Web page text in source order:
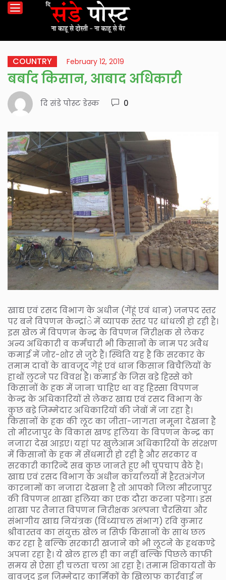
COUNTRY February 12, 2019
बर्बाद किसान, आबाद अधिकारी
दि संडे पोस्ट डेस्क 0
खाद्य एवं रसद विभाग के अधीन (गेंहूं एवं धान) जनपद स्तर
पर बने विपणन केन्द्रांे में व्यापक स्तर पर धांधली हो रही है।
इस खेल में विपणन केन्द्र के विपणन निरीक्षक से लेकर
अन्य अधिकारी व कर्मचारी भी किसानों के नाम पर अवैध
कमाई में जोर-शोर से जुटे हैं। स्थिति यह है कि सरकार के
तमाम दावों के बावजूद गेहूं एवं धान किसान बिचैलियों के
हाथों लुटने पर विवश है। कमाई के जिस बडे़ हिस्से को
किसानों के हक में जाना चाहिए था वह हिस्सा विपणन
केन्द्र के अधिकारियों से लेकर खाद्य एवं रसद विभाग के
कुछ बडे़ जिम्मेदार अधिकारियों की जेबों में जा रहा है।
किसानों के हक की लूट का जीता-जागता नमूना देखना है
तो मीरजापुर के विकास खण्ड हलिया के विपणन केन्द्र का
नजारा देख आइए। यहां पर खुलेआम अधिकारियों के संरक्षण
में किसानों के हक में सेंधमारी हो रही है और सरकार व
सरकारी कारिन्दें सब कुछ जानते हुए भी चुपचाप बैठे हैं।
खाद्य एवं रसद विभाग के अधीन कार्यालयों में हैरतअंगेज
कारनामों का नजारा देखना है तो आपको जिला मीरजापुर
की विपणन शाखा हलिया का एक दौरा करना पड़ेगा। इस
शाखा पर तैनात विपणन निरीक्षक अल्पना चैरसिया और
संभागीय खाद्य नियंत्रक (विंध्याचल संभाग) रवि कुमार
श्रीवास्तव का संयुक्त खेल न सिर्फ किसानों के साथ छल
कर रहा है बल्कि सरकारी खजाने को भी लूटने के हथकण्डे
अपना रहा है। ये खेल हाल ही का नहीं बल्कि पिछले काफी
समय से ऐसा ही चलता चला आ रहा है। तमाम शिकायतों के
बावजूद इन जिम्मेदार कार्मिकों के खिलाफ कार्रवाई न